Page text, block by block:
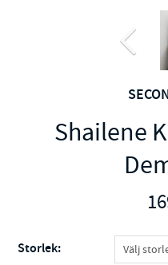
Shailene
Storlek: